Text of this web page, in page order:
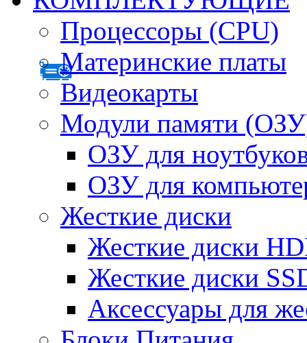
Процессоры (CPU)
Материнские платы
Видеокарты
Модули памяти
ОЗУ для
ОЗУ для
Жесткие диски
Жесткие диски
Жесткие диски
Аксессуары для